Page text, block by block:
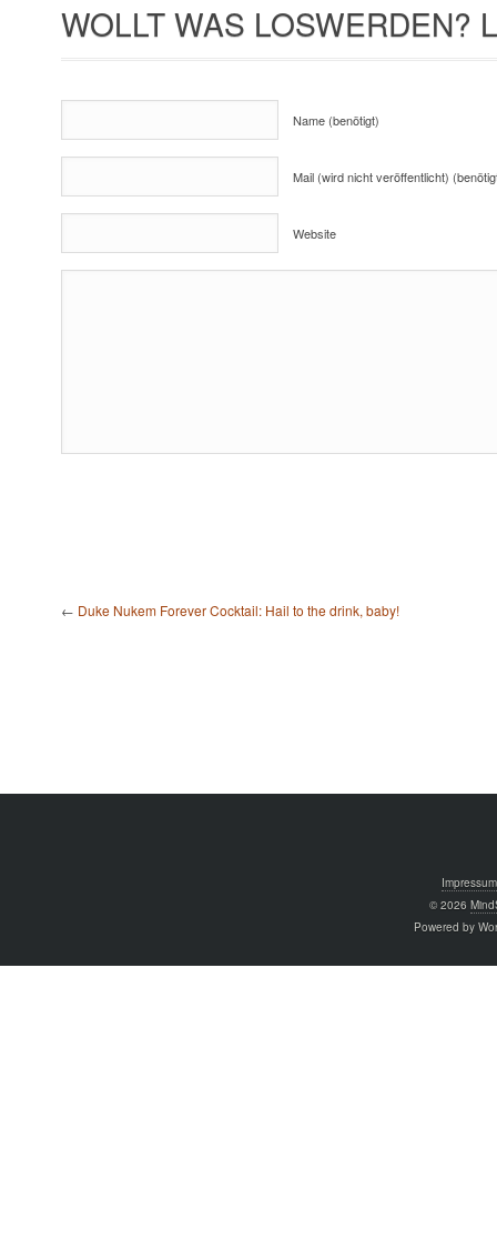
WOLLT WAS LOSWERDEN?
Name (benötigt)
Mail (wird nicht veröffentlicht)
Website
← Duke Nukem Forever Cocktail: Hail to the drink, baby!
Impressum
© 2026
Powered by